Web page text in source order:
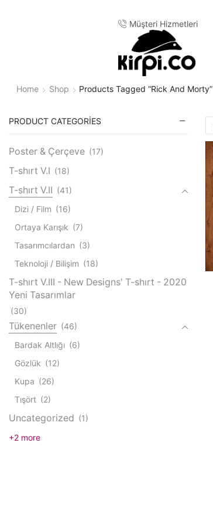
Müşteri Hizmetleri
Home Shop Products Tagged “rick And Morty”
PRODUCT CATEGORIES
Poster & Çerçeve (17)
T-shırt V.I (18)
T-shırt V.II (41)
Dizi / Film (16)
Ortaya Karışık (7)
Tasarımcılardan (3)
Teknoloji / Bilişim (18)
T-shırt V.III - New Designs' T-shırt - 2020
Yeni Tasarımlar
(30)
Tükenenler (46)
Bardak Altlığı (6)
Gözlük (12)
Kupa (26)
Tışört (2)
Uncategorized (1)
+2 more